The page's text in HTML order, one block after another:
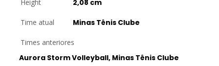
Height 2,08 cm
Time atual Minas Tênis Clube
Times anteriores
Aurora Storm Volleyball, Minas Tênis Clube